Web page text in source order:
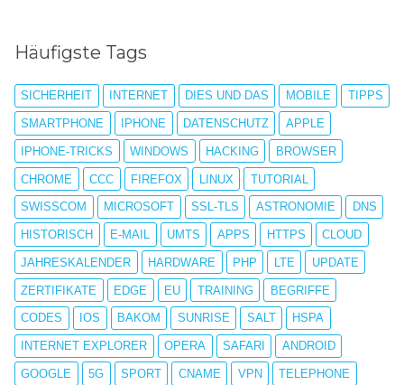
Häufigste Tags
SICHERHEIT INTERNET DIES UND DAS MOBILE TIPPS
SMARTPHONE IPHONE DATENSCHUTZ APPLE
IPHONE-TRICKS WINDOWS HACKING BROWSER
CHROME CCC FIREFOX LINUX TUTORIAL
SWISSCOM MICROSOFT SSL-TLS ASTRONOMIE DNS
HISTORISCH E-MAIL UMTS APPS HTTPS CLOUD
JAHRESKALENDER HARDWARE PHP LTE UPDATE
ZERTIFIKATE EDGE EU TRAINING BEGRIFFE
CODES IOS BAKOM SUNRISE SALT HSPA
INTERNET EXPLORER OPERA SAFARI ANDROID
GOOGLE 5G SPORT CNAME VPN TELEPHONE